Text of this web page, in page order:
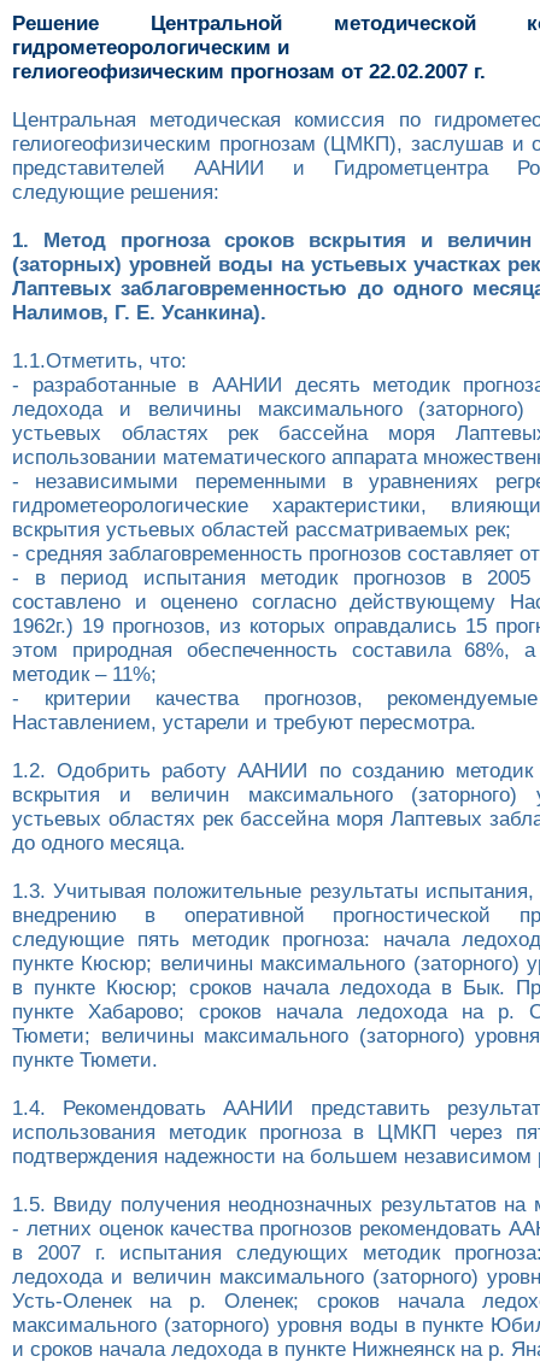
Решение Центральной методической
гидрометеорологическим и
гелиогеофизическим прогнозам от 22.02.2007 г.
Центральная методическая комиссия по
гелиогеофизическим прогнозам (ЦМКП), заслушав и
представителей ААНИИ и Гидрометцентра
следующие решения:
1. Метод прогноза сроков вскрытия и
(заторных) уровней воды на устьевых участках
Лаптевых заблаговременностью до одного
Налимов, Г. Е. Усанкина).
1.1.Отметить, что:
- разработанные в ААНИИ десять методик
ледохода и величины максимального
устьевых областях рек бассейна моря
использовании математического аппарата
- независимыми переменными в уравнениях
гидрометеорологические характеристики,
вскрытия устьевых областей рассматриваемых рек;
- средняя заблаговременность прогнозов составляет
- в период испытания методик прогнозов в
составлено и оценено согласно действующему
1962г.) 19 прогнозов, из которых оправдались 15
этом природная обеспеченность составила 68%,
методик – 11%;
- критерии качества прогнозов,
Наставлением, устарели и требуют пересмотра.
1.2. Одобрить работу ААНИИ по созданию методик
вскрытия и величин максимального
устьевых областях рек бассейна моря Лаптевых
до одного месяца.
1.3. Учитывая положительные результаты испытания,
внедрению в оперативной прогностической
следующие пять методик прогноза: начала
пункте Кюсюр; величины максимального (заторного)
в пункте Кюсюр; сроков начала ледохода в Бык.
пункте Хабарово; сроков начала ледохода на р.
Тюмети; величины максимального (заторного)
пункте Тюмети.
1.4. Рекомендовать ААНИИ представить
использования методик прогноза в ЦМКП через
подтверждения надежности на большем независимом
1.5. Ввиду получения неоднозначных результатов на
- летних оценок качества прогнозов рекомендовать
в 2007 г. испытания следующих методик
ледохода и величин максимального (заторного)
Усть-Оленек на р. Оленек; сроков начала
максимального (заторного) уровня воды в пункте
и сроков начала ледохода в пункте Нижнеянск на р.